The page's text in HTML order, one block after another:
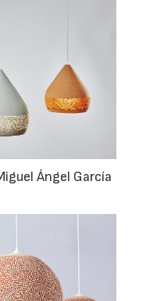
Ángel García